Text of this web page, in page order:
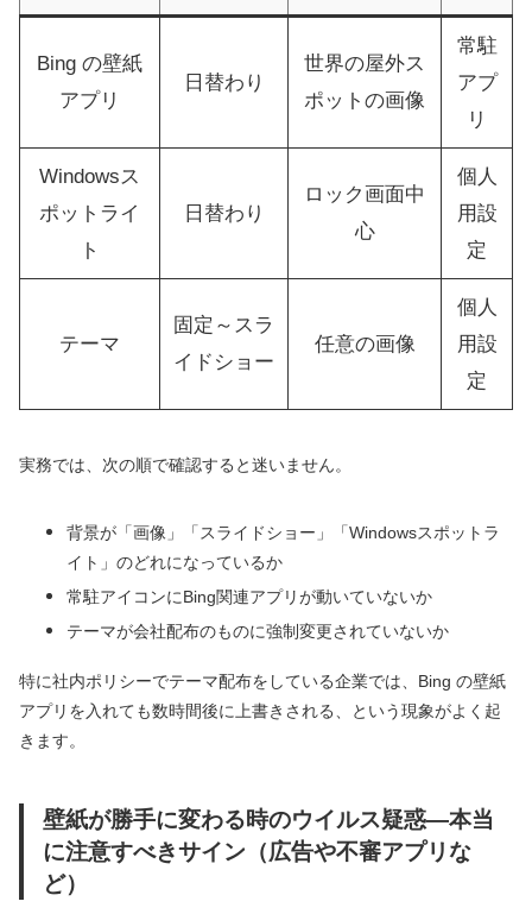
Bing の壁紙
アプリ
日替わり
世界の屋外ス
ポットの画像
常駐
アプ
リ
Windowsス
ポットライ
ト
日替わり
ロック画面中
心
個人
用設
定
テーマ
固定～スラ
イドショー
任意の画像
個人
用設
定
実務では、次の順で確認すると迷いません。
背景が「画像」「スライドショー」「Windowsスポットラ
イト」のどれになっているか
常駐アイコンにBing関連アプリが動いていないか
テーマが会社配布のものに強制変更されていないか
特に社内ポリシーでテーマ配布をしている企業では、Bing の壁紙
アプリを入れても数時間後に上書きされる、という現象がよく起
きます。
壁紙が勝手に変わる時のウイルス疑惑―本当
に注意すべきサイン（広告や不審アプリな
ど）